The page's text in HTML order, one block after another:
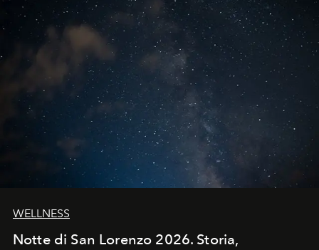
WELLNESS
Notte di San Lorenzo 2026. Storia,